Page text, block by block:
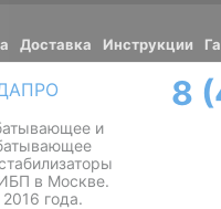
Доставка Инструкции
и
в Москве.
года.
8